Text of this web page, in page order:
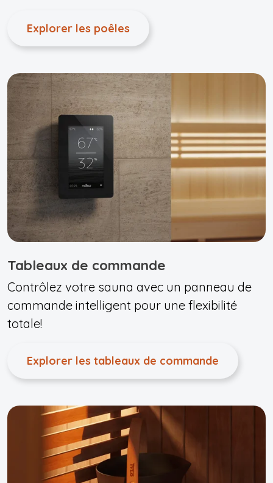
Explorer les poêles
Tableaux de commande
Contrôlez votre sauna avec un panneau de
commande intelligent pour une flexibilité
totale!
Explorer les tableaux de commande